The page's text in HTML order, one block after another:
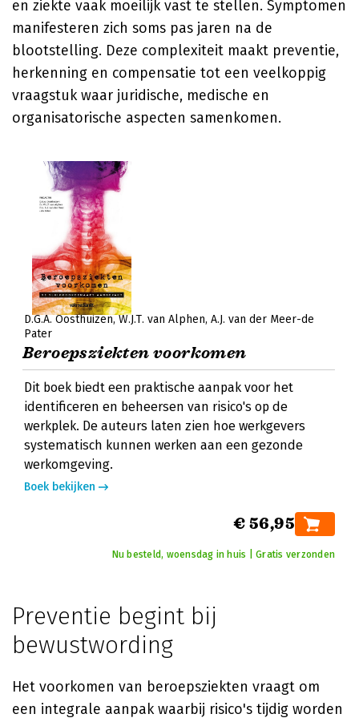
en ziekte vaak moeilijk vast te stellen. Symptomen
manifesteren zich soms pas jaren na de
blootstelling. Deze complexiteit maakt preventie,
herkenning en compensatie tot een veelkoppig
vraagstuk waar juridische, medische en
organisatorische aspecten samenkomen.
D.G.A. Oosthuizen W.J.T. van Alphen A.J. van der Meer-de
Pater
Beroepsziekten voorkomen
Dit boek biedt een praktische aanpak voor het
identificeren en beheersen van risico's op de
werkplek. De auteurs laten zien hoe werkgevers
systematisch kunnen werken aan een gezonde
werkomgeving.
Boek bekijken
€ 56,95
Nu besteld, woensdag in huis | Gratis verzonden
Preventie begint bij
bewustwording
Het voorkomen van beroepsziekten vraagt om
een integrale aanpak waarbij risico's tijdig worden